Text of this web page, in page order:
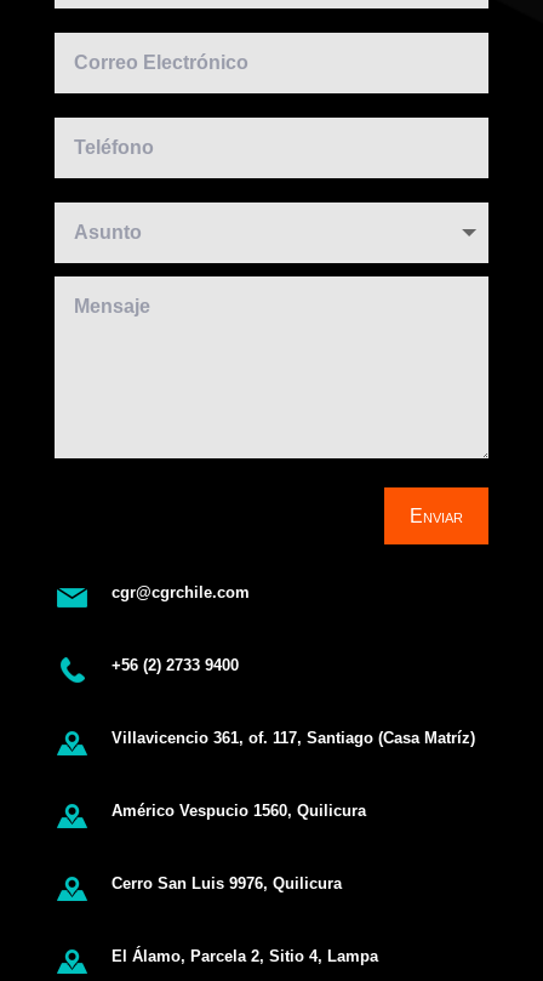
Enviar
cgr@cgrchile.com
+56 (2) 2733 9400
Villavicencio 361, of. 117, Santiago (Casa Matríz)
Américo Vespucio 1560, Quilicura
Cerro San Luis 9976, Quilicura
El Álamo, Parcela 2, Sitio 4, Lampa